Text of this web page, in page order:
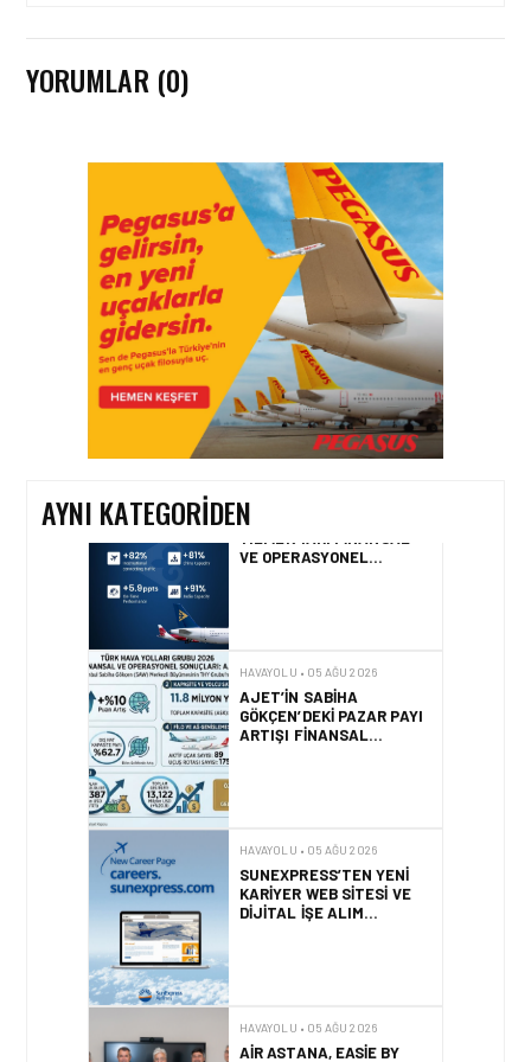
YORUMLAR (0)
AYNI KATEGORIDEN
HAVAYOLU • 05 AĞU 2026
CORENDON’DAN YAKIT
VERIMLILIĞI VE
SÜRDÜRÜLEBILIRLIK IÇIN
İŞ BIRLIĞI!
HAVAYOLU • 05 AĞU 2026
AIR ASTANA’DAN 2026
YILI İLK YARI FINANSAL
VE OPERASYONEL
SONUÇLARI!
HAVAYOLU • 05 AĞU 2026
AJET’IN SABIHA
HAVAYOLU • 05 AĞU 2026
SUNEXPRESS’TEN YENI
HAVAYOLU • 05 AĞU 2026
AIR ASTANA, EASIE BY